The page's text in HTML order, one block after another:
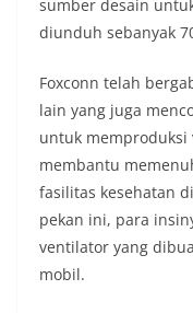
sumber desain
diunduh sebanyak
Foxconn telah
lain yang juga
untuk
membantu
fasilitas kesehatan
pekan ini, para
ventilator yang
mobil.